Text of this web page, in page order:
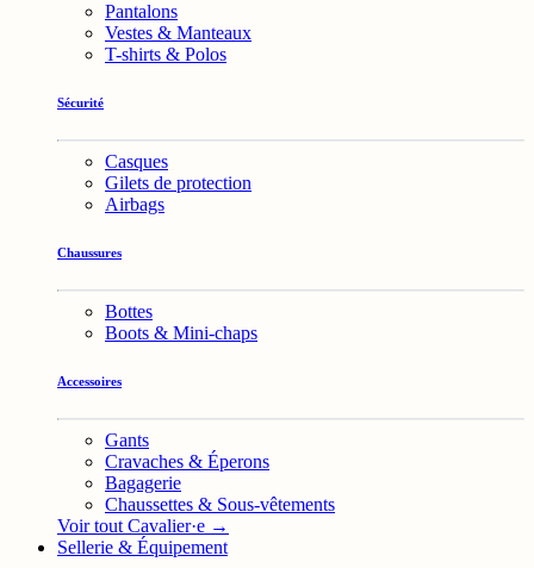
Pantalons
Vestes & Manteaux
T-shirts & Polos
Sécurité
Casques
Gilets de protection
Airbags
Chaussures
Bottes
Boots & Mini-chaps
Accessoires
Gants
Cravaches & Éperons
Bagagerie
Chaussettes & Sous-vêtements
Voir tout Cavalier·e →
Sellerie & Équipement